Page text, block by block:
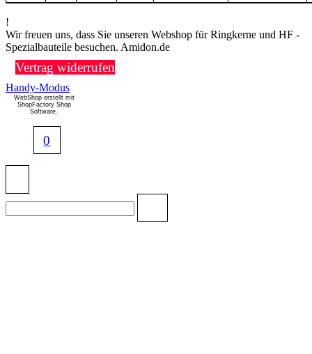
!
Wir freuen uns, dass Sie unseren Webshop für Ringkerne und HF -
Spezialbauteile besuchen. Amidon.de
Vertrag widerrufen
Handy-Modus
WebShop erstellt mit
ShopFactory Shop
Software.
0